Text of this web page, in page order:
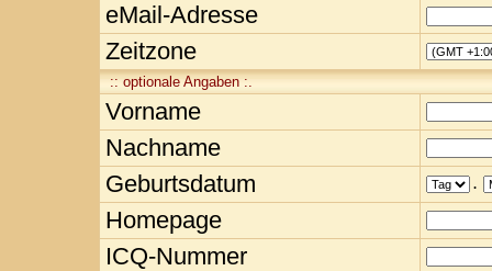
eMail-Adresse
Zeitzone
:: optionale Angaben :.
Vorname
Nachname
Geburtsdatum
.
Homepage
ICQ-Nummer